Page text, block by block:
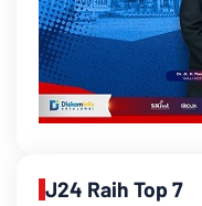
J24 Raih Top 7